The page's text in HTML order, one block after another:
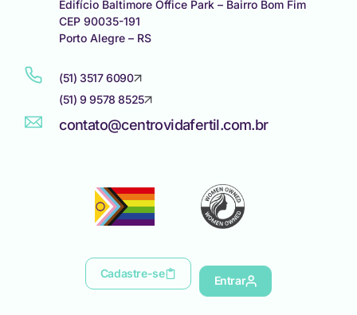
Edifício Baltimore Office Park – Bairro Bom Fim
CEP 90035-191
Porto Alegre – RS
(51) 3517 6090
(51) 9 9578 8525
contato@centrovidafertil.com.br
Cadastre-se
Entrar